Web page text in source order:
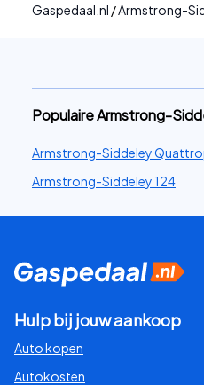
Gaspedaal.nl /Armstrong-
Populaire Armstrong-
Armstrong-Siddeley
Armstrong-Siddeley 124
Hulp bij jouw aankoop
Auto kopen
Autokosten